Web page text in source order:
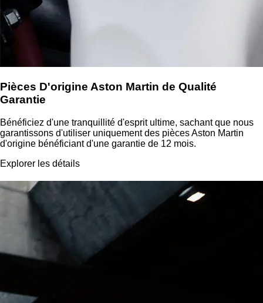
Pièces D'origine Aston Martin de Qualité
Garantie
Bénéficiez d'une tranquillité d'esprit ultime, sachant que nous
garantissons d'utiliser uniquement des pièces Aston Martin
d'origine bénéficiant d'une garantie de 12 mois.
Explorer les détails